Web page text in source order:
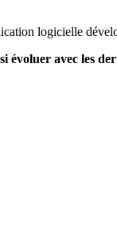
logicielle
évoluer avec les